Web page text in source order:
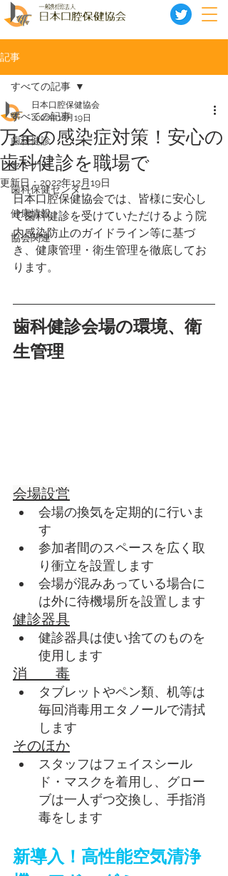
記事
すべての記事
歯科健診
セミナー
歯科保健センター
健康情報
協会関連
すべての記事
万全の感染症対策！安心の
歯科健診を職場で
日本口腔保健協会
2022年12月19日
更新日：2022年12月19日
日本口腔保健協会では、皆様に安心し
て歯科健診を受けていただけるよう院
内感染防止のガイドライン等に基づ
き、健康管理・衛生管理を徹底してお
ります。
歯科健診会場の環境、衛
生管理
会場設営
会場の換気を定期的に行いま
す
参加者間のスペースを広く取
り衝立を設置します
会場が混みあっている場合に
は外に待機場所を設置します
健診器具
健診器具は使い捨てのものを
使用します
消　　毒
タブレットやペン類、机等は
毎回消毒用エタノールで清拭
します
そのほか
スタッフはフェイスシール
ド・マスクを着用し、グロー
ブは一人ずつ交換し、手指消
毒をします
新導入！高性能空気清浄